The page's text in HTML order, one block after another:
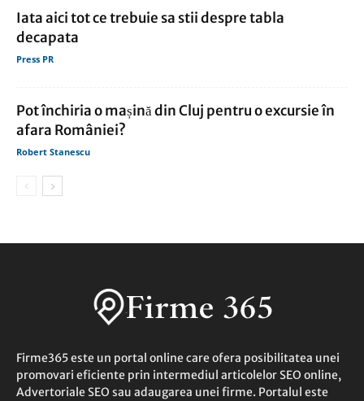
Iata aici tot ce trebuie sa stii despre tabla
decapata
Press PR
Pot închiria o mașină din Cluj pentru o excursie în
afara României?
Robert Stanescu
Firme365 este un portal online care ofera posibilitatea unei
promovari eficiente prin intermediul articolelor SEO online,
Advertoriale SEO sau adaugarea unei firme. Portalul este